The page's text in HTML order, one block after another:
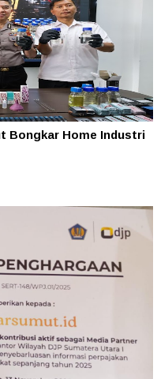
Bongkar Home Industri